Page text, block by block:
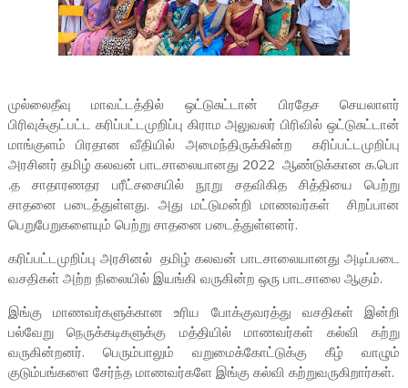
முல்லைதீவு மாவட்டத்தில் ஒட்டுசுட்டான் பிரதேச செயலாளர்
பிரிவுக்குட்பட்ட கரிப்பட்டமுறிப்பு கிராம அலுவலர் பிரிவில் ஒட்டுசுட்டான்
மாங்குளம் பிரதான வீதியில் அமைந்திருக்கின்ற கரிப்பட்டமுறிப்பு
அரசினர் தமிழ் கலவன் பாடசாலையானது 2022 ஆண்டுக்கான க.பொ
.த சாதாரணதர பரீட்சசையில் நூறு சதவிகித சித்தியை பெற்று
சாதனை படைத்துள்ளது. அது மட்டுமன்றி மாணவர்கள் சிறப்பான
பெறுபேறுகளையும் பெற்று சாதனை படைத்துள்ளனர்.
கரிப்பட்டமுறிப்பு அரசினல் தமிழ் கலவன் பாடசாலையானது அடிப்படை
வசதிகள் அற்ற நிலையில் இயங்கி வருகின்ற ஒரு பாடசாலை ஆகும்.
இங்கு மாணவர்களுக்கான உரிய போக்குவரத்து வசதிகள் இன்றி
பல்வேறு நெருக்கடிகளுக்கு மத்தியில் மாணவர்கள் கல்வி கற்று
வருகின்றனர். பெரும்பாலும் வறுமைக்கோட்டுக்கு கீழ் வாழும்
குடும்பங்களை சேர்ந்த மாணவர்களே இங்கு கல்வி கற்றுவருகிறார்கள்.